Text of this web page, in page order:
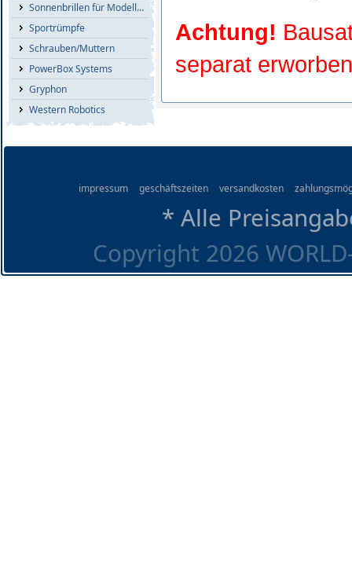
Sonnenbrillen für Modellflieger
Sportrümpfe
Schrauben/Muttern
PowerBox Systems
Gryphon
Western Robotics
Achtung!
separat
impressum geschäftszeiten versandkosten
* Alle
Copyright 2026